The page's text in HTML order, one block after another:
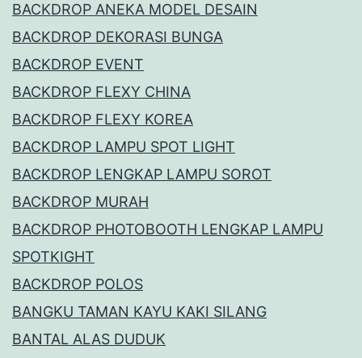
BACKDROP ANEKA MODEL DESAIN
BACKDROP DEKORASI BUNGA
BACKDROP EVENT
BACKDROP FLEXY CHINA
BACKDROP FLEXY KOREA
BACKDROP LAMPU SPOT LIGHT
BACKDROP LENGKAP LAMPU SOROT
BACKDROP MURAH
BACKDROP PHOTOBOOTH LENGKAP LAMPU
SPOTKIGHT
BACKDROP POLOS
BANGKU TAMAN KAYU KAKI SILANG
BANTAL ALAS DUDUK